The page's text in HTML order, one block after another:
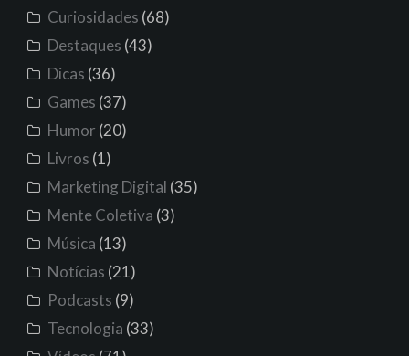
Curiosidades (68)
Destaques (43)
Dicas (36)
Games (37)
Humor (20)
Livros (1)
Marketing Digital (35)
Mente Coletiva (3)
Música (13)
Notícias (21)
Podcasts (9)
Tecnologia (33)